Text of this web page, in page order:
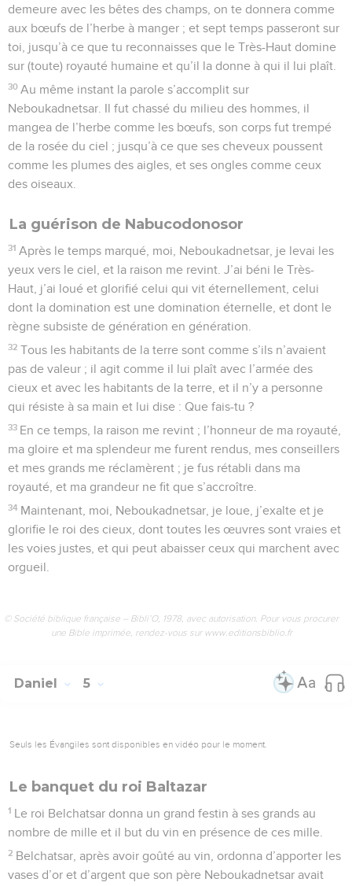
demeure avec les bêtes des champs, on te donnera comme
aux bœufs de l’herbe à manger ; et sept temps passeront sur
toi, jusqu’à ce que tu reconnaisses que le Très-Haut domine
sur (toute) royauté humaine et qu’il la donne à qui il lui plaît.
30 Au même instant la parole s’accomplit sur
Neboukadnetsar. Il fut chassé du milieu des hommes, il
mangea de l’herbe comme les bœufs, son corps fut trempé
de la rosée du ciel ; jusqu’à ce que ses cheveux poussent
comme les plumes des aigles, et ses ongles comme ceux
des oiseaux.
La guérison de Nabucodonosor
31 Après le temps marqué, moi, Neboukadnetsar, je levai les
yeux vers le ciel, et la raison me revint. J’ai béni le Très-
Haut, j’ai loué et glorifié celui qui vit éternellement, celui
dont la domination est une domination éternelle, et dont le
règne subsiste de génération en génération.
32 Tous les habitants de la terre sont comme s’ils n’avaient
pas de valeur ; il agit comme il lui plaît avec l’armée des
cieux et avec les habitants de la terre, et il n’y a personne
qui résiste à sa main et lui dise : Que fais-tu ?
33 En ce temps, la raison me revint ; l’honneur de ma royauté,
ma gloire et ma splendeur me furent rendus, mes conseillers
et mes grands me réclamèrent ; je fus rétabli dans ma
royauté, et ma grandeur ne fit que s’accroître.
34 Maintenant, moi, Neboukadnetsar, je loue, j’exalte et je
glorifie le roi des cieux, dont toutes les œuvres sont vraies et
les voies justes, et qui peut abaisser ceux qui marchent avec
orgueil.
© Société biblique française – Bibli’O, 1978, avec autorisation. Pour vous procurer
une Bible imprimée, rendez-vous sur www.editionsbiblio.fr
Daniel 5
Seuls les Évangiles sont disponibles en vidéo pour le moment.
Le banquet du roi Baltazar
1 Le roi Belchatsar donna un grand festin à ses grands au
nombre de mille et il but du vin en présence de ces mille.
2 Belchatsar, après avoir goûté au vin, ordonna d’apporter les
vases d’or et d’argent que son père Neboukadnetsar avait